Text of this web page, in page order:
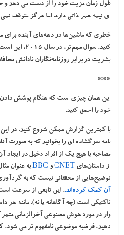
طول زمان مزیت خود را از دست می دهد
ای نیمه عمر ذاتی دارد. اما هرگز متوقف
خطری که ماشین‌ها در دهه‌های آینده برای
کنید. سوال
بشریت در برابر روزنامه‌نگاران نادانش
***
این همان چیزی است که هنگام پوشش
خود را احمق کنید.
با کمترین گزارش ممکن شروع کنید. در این
نامه سرگشاده ای را بخوانید که به صورت
مصاحبه با هیچ یک از افراد دخیل در ایجاد
از داستان‌های CNETو BBCبه عنوان
توضیح‌هایی از محققانی نیست که به
آن کمک کرده‌اند.. این تابعی از سرعت
تاکتیکی است (چه آگاهانه یا نه). مانند هر
وار در مورد هوش مصنوعی آخرالزمانی
دهید، فرضیه موضوعی نامفهوم تر می شود.